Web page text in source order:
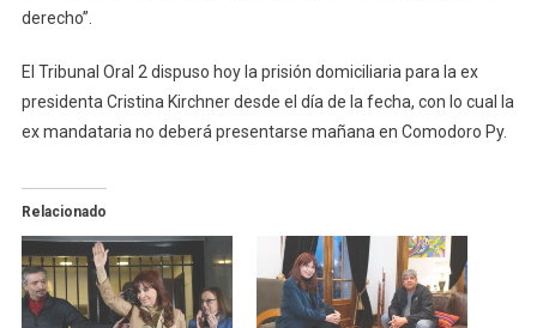
derecho”.
El Tribunal Oral 2 dispuso hoy la prisión domiciliaria para la ex
presidenta Cristina Kirchner desde el día de la fecha, con lo cual la
ex mandataria no deberá presentarse mañana en Comodoro Py.
Relacionado